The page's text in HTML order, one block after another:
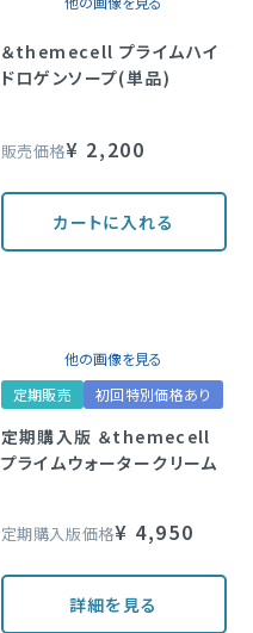
＆themecell プライムハイ
ドロゲンソープ(単品)
販売価格¥ 2,200
カートに入れる
他の画像を見る
定期販売
初回特別価格あり
定期購入版 ＆themecell
プライムウォータークリーム
定期購入版価格¥ 4,950
詳細を見る